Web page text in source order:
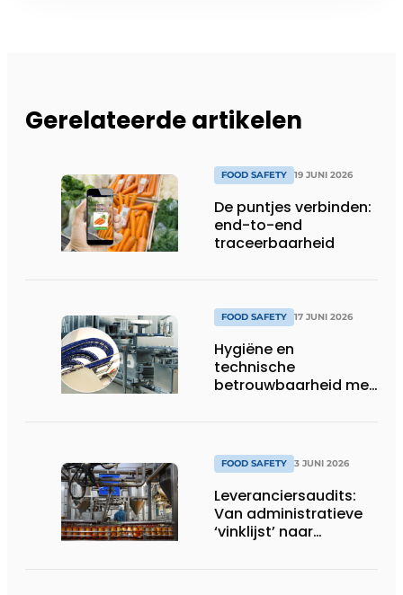
Gerelateerde artikelen
FOOD SAFETY 19 JUNI 2026
De puntjes verbinden:
end-to-end
traceerbaarheid
FOOD SAFETY 17 JUNI 2026
Hygiëne en
technische
betrouwbaarheid met
FOOD SAFETY 3 JUNI 2026
Leveranciersaudits:
Van administratieve
‘vinklijst’ naar